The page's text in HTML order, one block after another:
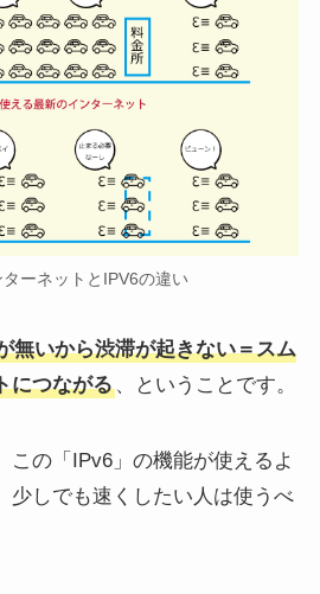
ーネットとIPV6の違い
無いから渋滞が起きない＝スム
につながる、ということです。
この「IPv6」の機能が使えるよ
少しでも速くしたい人は使うべ